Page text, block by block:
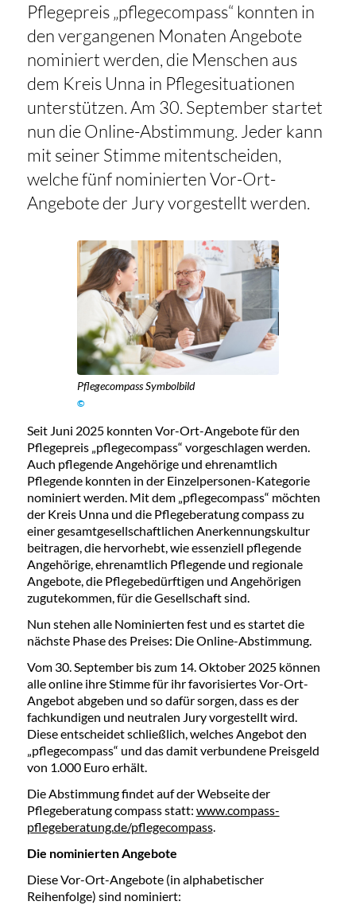
Pflegepreis „pflegecompass“ konnten in
den vergangenen Monaten Angebote
nominiert werden, die Menschen aus
dem Kreis Unna in Pflegesituationen
unterstützen. Am 30. September startet
nun die Online-Abstimmung. Jeder kann
mit seiner Stimme mitentscheiden,
welche fünf nominierten Vor-Ort-
Angebote der Jury vorgestellt werden.
Pflegecompass Symbolbild
©
Seit Juni 2025 konnten Vor-Ort-Angebote für den
Pflegepreis „pflegecompass“ vorgeschlagen werden.
Auch pflegende Angehörige und ehrenamtlich
Pflegende konnten in der Einzelpersonen-Kategorie
nominiert werden. Mit dem „pflegecompass“ möchten
der Kreis Unna und die Pflegeberatung compass zu
einer gesamtgesellschaftlichen Anerkennungskultur
beitragen, die hervorhebt, wie essenziell pflegende
Angehörige, ehrenamtlich Pflegende und regionale
Angebote, die Pflegebedürftigen und Angehörigen
zugutekommen, für die Gesellschaft sind.
Nun stehen alle Nominierten fest und es startet die
nächste Phase des Preises: Die Online-Abstimmung.
Vom 30. September bis zum 14. Oktober 2025 können
alle online ihre Stimme für ihr favorisiertes Vor-Ort-
Angebot abgeben und so dafür sorgen, dass es der
fachkundigen und neutralen Jury vorgestellt wird.
Diese entscheidet schließlich, welches Angebot den
„pflegecompass“ und das damit verbundene Preisgeld
von 1.000 Euro erhält.
Die Abstimmung findet auf der Webseite der
Pflegeberatung compass statt: www.compass-
pflegeberatung.de/pflegecompass.
Die nominierten Angebote
Diese Vor-Ort-Angebote (in alphabetischer
Reihenfolge) sind nominiert: